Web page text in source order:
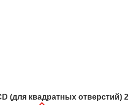
(для квадратных отверстий)